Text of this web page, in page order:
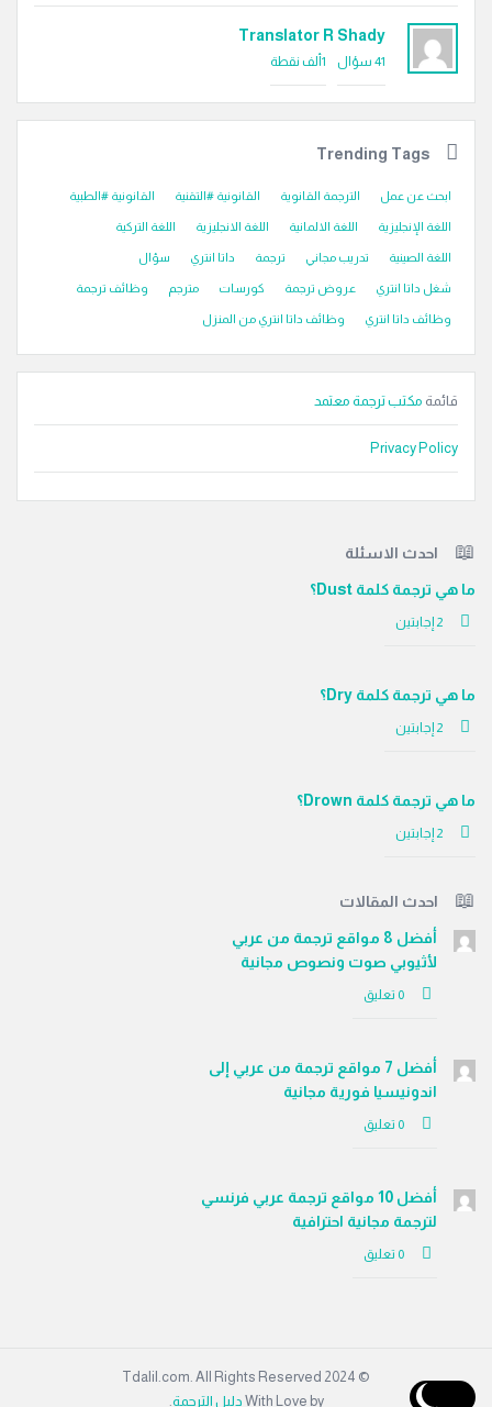
Translator R Shady
41 سؤال 1ألف نقطة
Trending Tags
ابحث عن عمل الترجمة القانوية القانونية #التقنية القانونية #الطبية
اللغة الإنجليزية اللغة الالمانية اللغة الانجليزية اللغة التركية
اللغة الصينية تدريب مجاني ترجمة داتا انتري سؤال
شغل داتا انتري عروض ترجمة كورسات مترجم وظائف ترجمة
وظائف داتا انتري وظائف داتا انتري من المنزل
قائمة مكتب ترجمة معتمد
Privacy Policy
الفوتراحدث الاسئلة
ما هي ترجمة كلمة Dust؟
‫2 إجابتين
ما هي ترجمة كلمة Dry؟
‫2 إجابتين
ما هي ترجمة كلمة Drown؟
‫2 إجابتين
احدث المقالات
أفضل 8 مواقع ترجمة من عربي
لأثيوبي صوت ونصوص مجانية
‫0 تعليق
أفضل 7 مواقع ترجمة من عربي إلى
اندونيسيا فورية مجانية
‫0 تعليق
أفضل 10 مواقع ترجمة عربي فرنسي
لترجمة مجانية احترافية
‫0 تعليق
© 2024 Tdalil.com. All Rights Reserved
With Love by دليل الترجمة.